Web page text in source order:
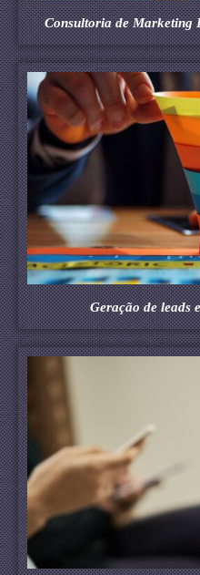
Consultoria de Marketing
Geração de leads